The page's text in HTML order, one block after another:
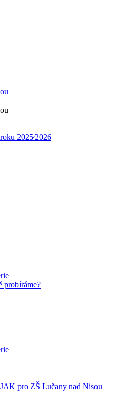
2025⁄2026
probíráme?
pro ZŠ Lučany nad Nisou